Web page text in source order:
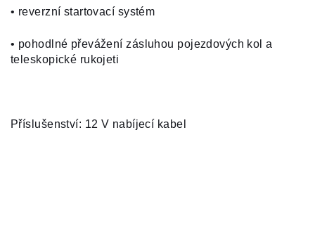
• reverzní startovací systém
• pohodlné převážení zásluhou pojezdových kol a
teleskopické rukojeti
Příslušenství: 12 V nabíjecí kabel